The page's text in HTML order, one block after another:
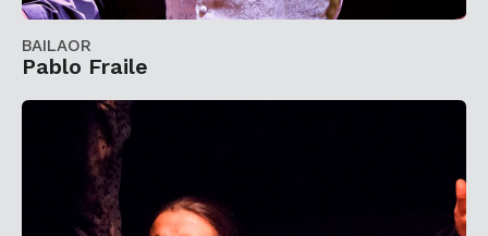
BAILAOR
Pablo Fraile